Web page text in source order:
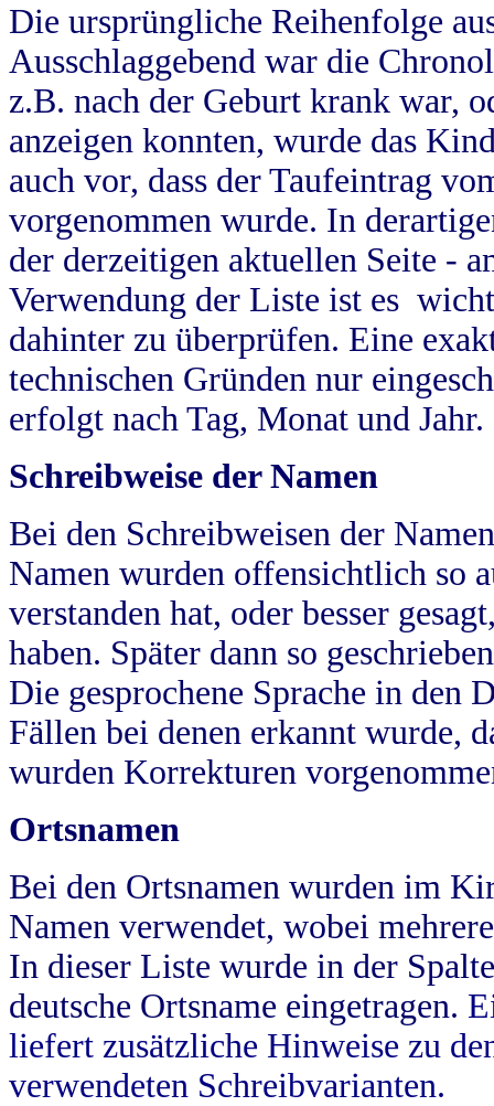
Die ursprüngliche Reihenfolge
Ausschlaggebend war die
z.B. nach der Geburt krank war,
anzeigen konnten, wurde das
auch vor, dass der Taufeintrag
vorgenommen wurde. In
der derzeitigen aktuellen Seite -
Verwendung der Liste ist es
dahinter zu überprüfen. Eine
technischen Gründen nur
erfolgt nach Tag, Monat und Jahr.
Schreibweise der Namen
Bei den Schreibweisen der
Namen wurden offensichtlich so
verstanden hat, oder besser
haben. Später dann so
Die gesprochene Sprache in
Fällen bei denen erkannt wurde,
wurden Korrekturen
Ortsnamen
Bei den Ortsnamen wurden im
Namen verwendet, wobei
In dieser Liste wurde in der
deutsche Ortsname eingetragen.
liefert zusätzliche Hinweise zu
verwendeten Schreibvarianten.